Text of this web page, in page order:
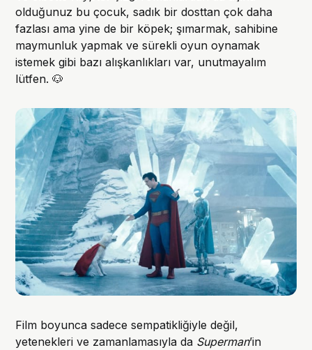
olduğunuz bu çocuk, sadık bir dosttan çok daha
fazlası ama yine de bir köpek; şımarmak, sahibine
maymunluk yapmak ve sürekli oyun oynamak
istemek gibi bazı alışkanlıkları var, unutmayalım
lütfen. 🐶
Film boyunca sadece sempatikliğiyle değil,
yetenekleri ve zamanlamasıyla da Superman’in